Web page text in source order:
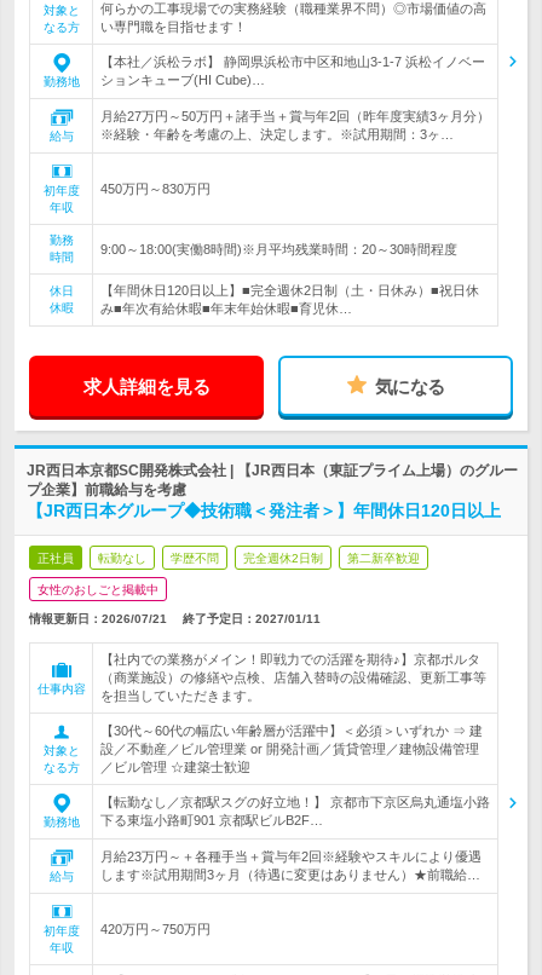
対象と
なる方
何らかの工事現場での実務経験（職種業界不問）◎市場価値の高
い専門職を目指せます！
勤務地
【本社／浜松ラボ】 静岡県浜松市中区和地山3-1-7 浜松イノベー
ションキューブ(HI Cube)…
給与
月給27万円～50万円＋諸手当＋賞与年2回（昨年度実績3ヶ月分）
※経験・年齢を考慮の上、決定します。※試用期間：3ヶ…
初年度
年収
450万円～830万円
勤務
時間
9:00～18:00(実働8時間)※月平均残業時間：20～30時間程度
休日
休暇
【年間休日120日以上】■完全週休2日制（土・日休み）■祝日休
み■年次有給休暇■年末年始休暇■育児休…
求人詳細を見る 気になる
JR西日本京都SC開発株式会社 | 【JR西日本（東証プライム上場）のグルー
プ企業】前職給与を考慮
【JR西日本グループ◆技術職＜発注者＞】年間休日120日以上
正社員 転勤なし 学歴不問 完全週休2日制 第二新卒歓迎
女性のおしごと掲載中
情報更新日：2026/07/21 終了予定日： 2027/01/11
仕事内容
【社内での業務がメイン！即戦力での活躍を期待♪】京都ポルタ
（商業施設）の修繕や点検、店舗入替時の設備確認、更新工事等
を担当していただきます。
対象と
なる方
【30代～60代の幅広い年齢層が活躍中】＜必須＞いずれか ⇒ 建
設／不動産／ビル管理業 or 開発計画／賃貸管理／建物設備管理
／ビル管理 ☆建築士歓迎
勤務地
【転勤なし／京都駅スグの好立地！】 京都市下京区烏丸通塩小路
下る東塩小路町901 京都駅ビルB2F…
給与
月給23万円～＋各種手当＋賞与年2回※経験やスキルにより優遇
します※試用期間3ヶ月（待遇に変更はありません）★前職給…
初年度
年収
420万円～750万円